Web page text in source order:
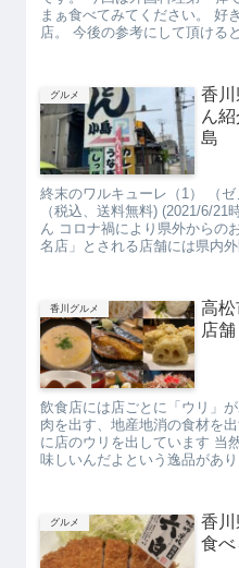
まぁ食べてみてください。 好
店。 今後の参考にして頂ける
グルメ
香川
ん
島
終末のワルキューレ（1） （
（税込、送料無料) (2021/6/
ん コロナ禍により県外からの
名店」とされる店舗には県内外
香川グルメ
高
店
飲食店には店ごとに「ウリ」
肉を出す、地産地消の食材を
に店のウリを出しています 当
味しいんだよという逸品があり
グルメ
香
食べ